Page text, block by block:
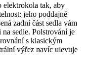
elektrokola tak, aby
jeho poddajné
zadní část sedla vám
sedle. Polstrování je
s klasickým
výřez navíc ulevuje